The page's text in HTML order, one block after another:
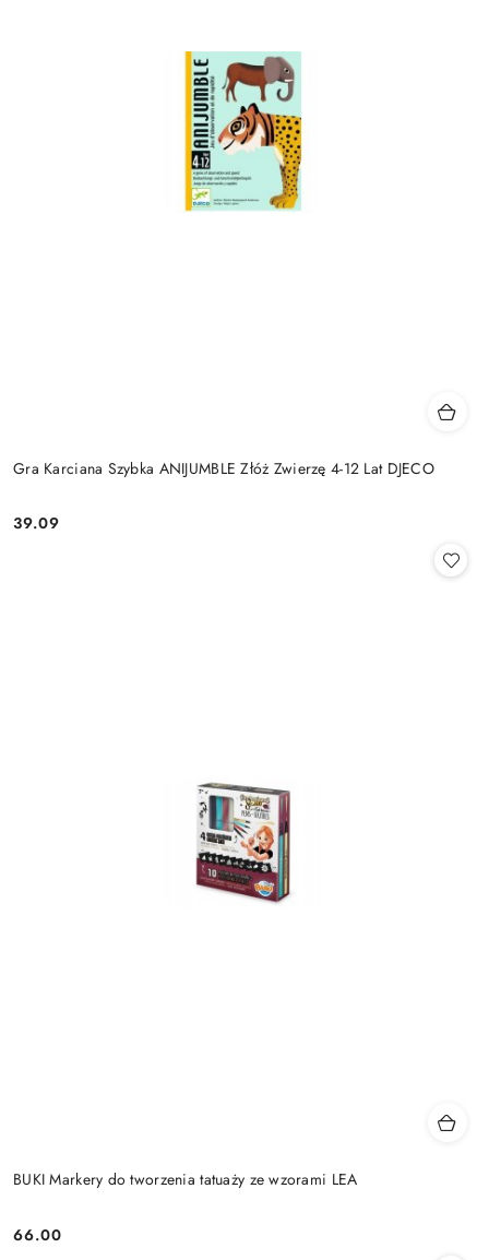
Gra Karciana Szybka ANIJUMBLE Złóż Zwierzę 4-12 Lat DJECO
Cena:
39.09
BUKI Markery do tworzenia tatuaży ze wzorami LEA
Cena:
66.00